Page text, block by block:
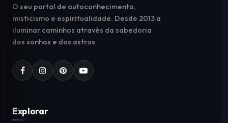
O seu portal de autoconhecimento,
misticismo e espiritualidade. Desde 2013 a
iluminar caminhos através da sabedoria
dos sonhos e dos astros.
Explorar